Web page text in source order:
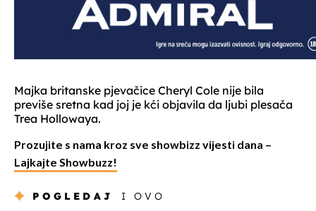
Majka britanske pjevačice Cheryl Cole nije bila
previše sretna kad joj je kći objavila da ljubi plesača
Trea Hollowaya.
Prozujite s nama kroz sve showbizz vijesti dana –
Lajkajte Showbuzz!
POGLEDAJ I OVO